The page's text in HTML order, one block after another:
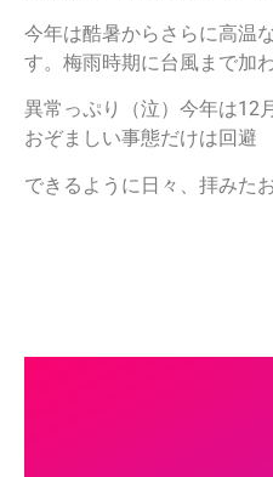
今年は酷暑からさらに高温
す。梅雨時期に台風まで加
異常っぷり（泣）今年は12
おぞましい事態だけは回避
できるように日々、拝みた